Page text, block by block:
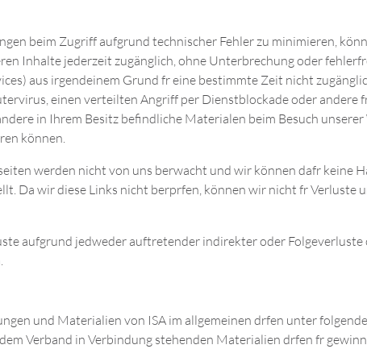
beim Zugriff aufgrund technischer Fehler zu minimieren,
Inhalte jederzeit zugänglich, ohne Unterbrechung oder
aus irgendeinem Grund fr eine bestimmte Zeit nicht
einen verteilten Angriff per Dienstblockade oder andere
in Ihrem Besitz befindliche Materialen beim Besuch
können.
werden nicht von uns berwacht und wir können dafr keine
Da wir diese Links nicht berprfen, können wir nicht fr Verluste
aufgrund jedweder auftretender indirekter oder Folgeverluste
und Materialien von ISA im allgemeinen drfen unter
Verband in Verbindung stehenden Materialien drfen fr